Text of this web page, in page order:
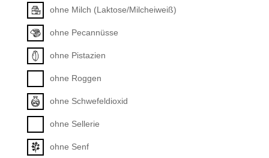
ohne Milch (Laktose/Milcheiweiß)
ohne Pecannüsse
ohne Pistazien
ohne Roggen
ohne Schwefeldioxid
ohne Sellerie
ohne Senf